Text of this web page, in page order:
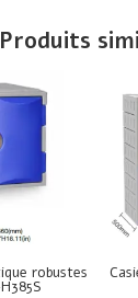
Produits
robustes